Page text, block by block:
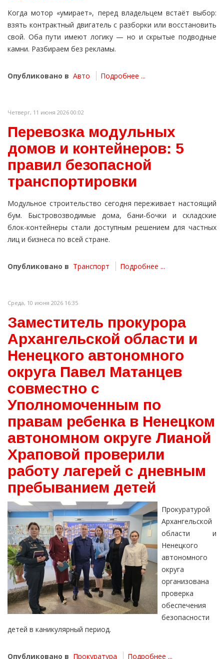
Когда мотор «умирает», перед владельцем встаёт выбор:
взять контрактный двигатель с разборки или восстановить
свой. Оба пути имеют логику — но и скрытые подводные
камни. Разбираем без рекламы.
Опубликовано в Авто Подробнее ...
Четверг, 11 июня 2026 00:02
Перевозка модульных
домов и контейнеров: 5
правил безопасной
транспортировки
Модульное строительство сегодня переживает настоящий
бум. Быстровозводимые дома, бани-бочки и складские
блок-контейнеры стали доступным решением для частных
лиц и бизнеса по всей стране.
Опубликовано в Транспорт Подробнее ...
Среда, 10 июня 2026 16:35
Заместитель прокурора
Архангельской области и
Ненецкого автономного
округа Павел Матанцев
совместно с
Уполномоченным по
правам ребенка в Ненецком
автономном округе Лианой
Храповой проверили
работу лагерей с дневным
пребыванием детей
Прокуратурой
Архангельской
области и
Ненецкого
автономного
округа
организована
проверка
обеспечения
безопасности
детей в каникулярный период.
Опубликовано в Прокуратура Подробнее ...